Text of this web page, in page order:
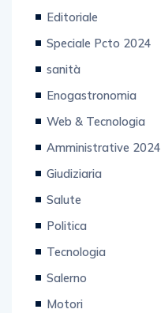
Editoriale
Speciale Pcto 2024
sanità
Enogastronomia
Web & Tecnologia
Amministrative 2024
Giudiziaria
Salute
Politica
Tecnologia
Salerno
Motori